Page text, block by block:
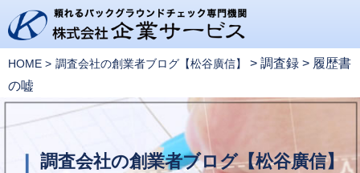
HOME 調査会社の創業者ブログ【松谷廣信】 > 調査録 > 履歴書
の嘘
調査会社の創業者ブログ【松谷廣信】